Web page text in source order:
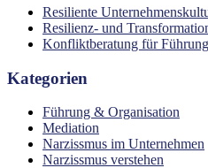
Resiliente
Resilienz- und
Konfliktberatung für
Kategorien
Führung & Organisation
Mediation
Narzissmus im Unternehmen
Narzissmus verstehen